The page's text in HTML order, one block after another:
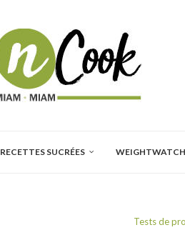
RECETTES SUCRÉES
Tests de